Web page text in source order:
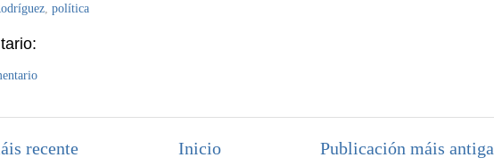
política
recente Publicación máis antiga
Inicio